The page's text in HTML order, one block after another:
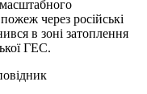
через російські
в зоні затоплення
ГЕС.